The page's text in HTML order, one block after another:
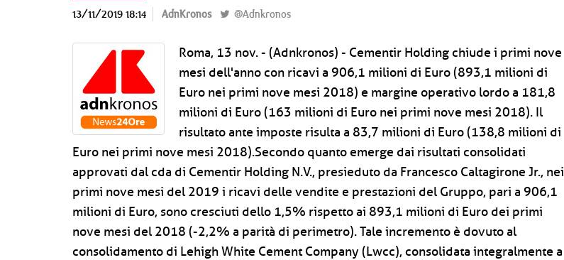
13/11/2019 18:14 AdnKronos @Adnkronos
Roma, 13 nov. - (Adnkronos) - Cementir Holding chiude i primi nove
mesi dell'anno con ricavi a 906,1 milioni di Euro (893,1 milioni di
Euro nei primi nove mesi 2018) e margine operativo lordo a 181,8
milioni di Euro (163 milioni di Euro nei primi nove mesi 2018). Il
risultato ante imposte risulta a 83,7 milioni di Euro (138,8 milioni di
Euro nei primi nove mesi 2018).Secondo quanto emerge dai risultati consolidati
approvati dal cda di Cementir Holding N.V., presieduto da Francesco Caltagirone Jr., nei
primi nove mesi del 2019 i ricavi delle vendite e prestazioni del Gruppo, pari a 906,1
milioni di Euro, sono cresciuti dello 1,5% rispetto ai 893,1 milioni di Euro dei primi
nove mesi del 2018 (-2,2% a parità di perimetro). Tale incremento è dovuto al
consolidamento di Lehigh White Cement Company (Lwcc), consolidata integralmente a